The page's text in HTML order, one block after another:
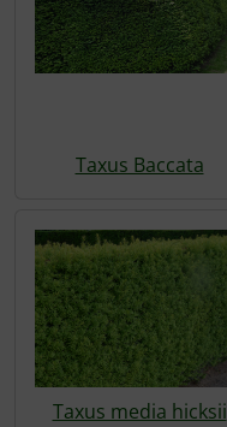
Taxus Baccata
Taxus media hicksii